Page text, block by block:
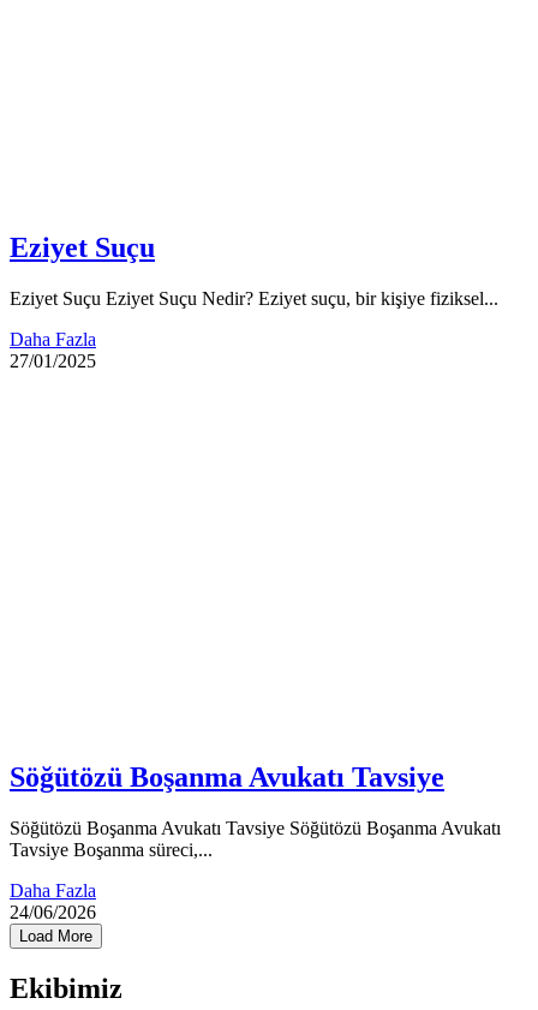
Eziyet Suçu
Eziyet Suçu Eziyet Suçu Nedir? Eziyet suçu, bir kişiye fiziksel...
Daha Fazla
27/01/2025
Söğütözü Boşanma Avukatı Tavsiye
Söğütözü Boşanma Avukatı Tavsiye Söğütözü Boşanma Avukatı
Tavsiye Boşanma süreci,...
Daha Fazla
24/06/2026
Load More
Ekibimiz